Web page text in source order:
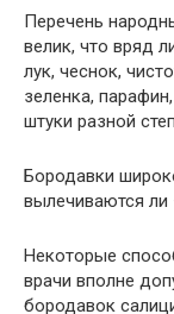
Перечень
велик, что вряд
лук, чеснок,
зеленка,
штуки разной
Бородавки
вылечиваются ли
Некоторые
врачи вполне
бородавок